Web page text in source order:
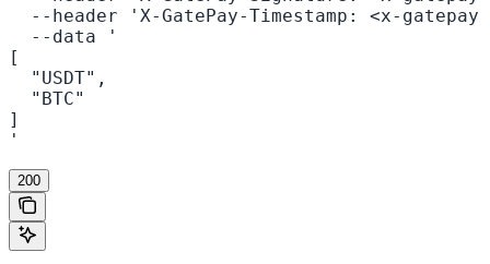
--header 'X-GatePay-Timestamp: <x-
  --data '
[
  "USDT",
  "BTC"
]
'
200